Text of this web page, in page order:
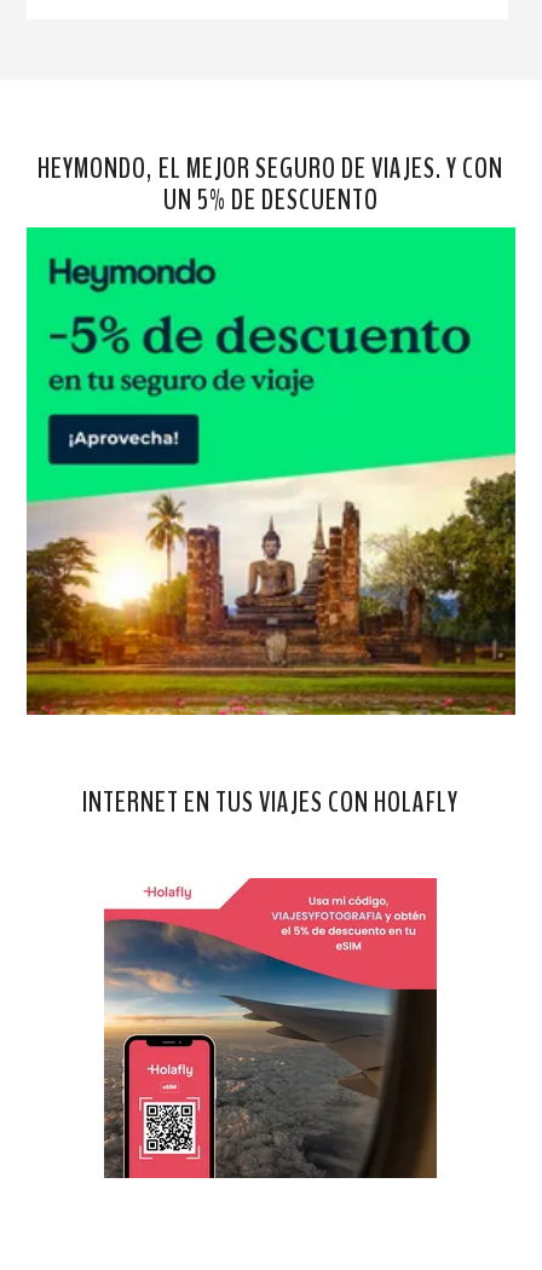
HEYMONDO, EL MEJOR SEGURO DE VIAJES. Y CON
UN 5% DE DESCUENTO
INTERNET EN TUS VIAJES CON HOLAFLY